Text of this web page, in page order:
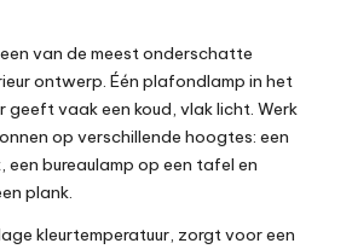
van de meest onderschatte
ontwerp. Één plafondlamp in het
geeft vaak een koud, vlak licht. Werk
op verschillende hoogtes: een
een bureaulamp op een tafel en
plank.
kleurtemperatuur, zorgt voor een